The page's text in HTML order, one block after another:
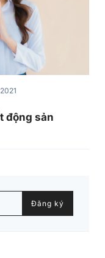
động sản
Đăng ký